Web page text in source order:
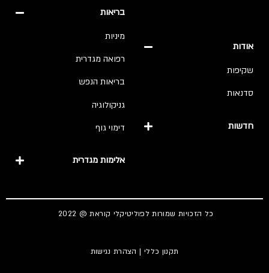
אודות
שקיפות
סדנאות
חדשות
בריאות
מיניות
רפואה מגדרית
בריאות הנפש
גניקולוגיה
דימוי גוף
אלימות מגדרית
כל הזכויות שמורות לפוליטיקלי קוראת @ 2022
תקנון כללי | הצהרת נגישות